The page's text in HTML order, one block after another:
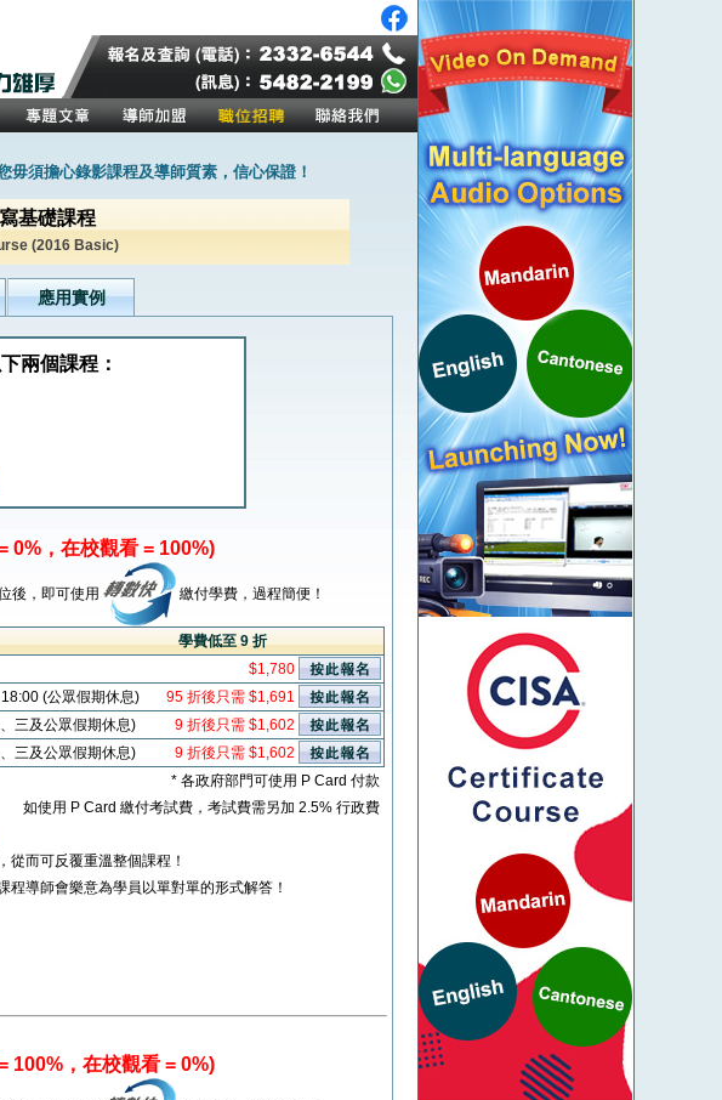
毋須擔心錄影課程及導師質素，信心保證！
基礎課程
(2016 Basic)
應用實例
兩個課程：
0%，在校觀看 = 100%)
後，即可使用 繳付學費，過程簡便！
學費低至 9 折
$1,780
(公眾假期休息)
95 折後只需 $1,691
三及公眾假期休息)
9 折後只需 $1,602
三及公眾假期休息)
9 折後只需 $1,602
* 各政府部門可使用 P Card 付款
如使用 P Card 繳付考試費，考試費需另加 2.5% 行政費
從而可反覆重溫整個課程！
導師會樂意為學員以單對單的形式解答！
100%，在校觀看 = 0%)